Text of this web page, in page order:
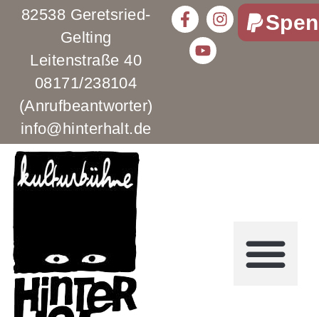
82538 Geretsried-
Gelting
Leitenstraße 40
08171/238104
(Anrufbeantworter)
info@hinterhalt.de